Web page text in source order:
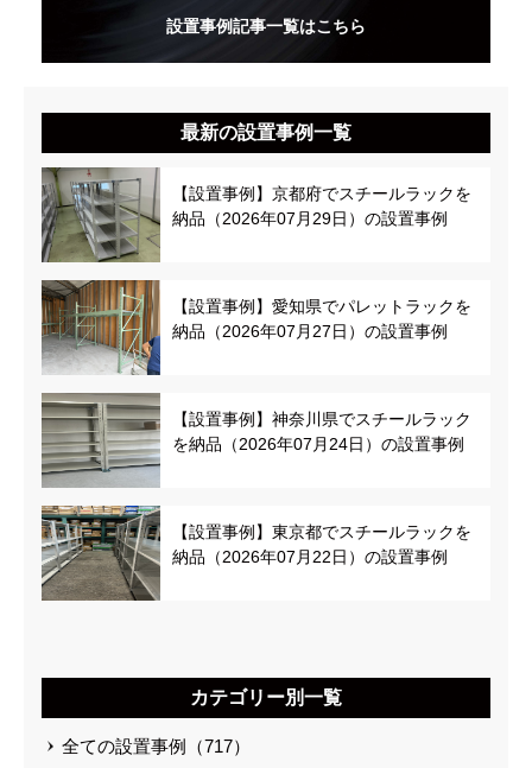
設置事例記事一覧はこちら
最新の設置事例一覧
【設置事例】京都府でスチールラックを
納品（2026年07月29日）の設置事例
【設置事例】愛知県でパレットラックを
納品（2026年07月27日）の設置事例
【設置事例】神奈川県でスチールラック
を納品（2026年07月24日）の設置事例
【設置事例】東京都でスチールラックを
納品（2026年07月22日）の設置事例
カテゴリー別一覧
全ての設置事例（717）